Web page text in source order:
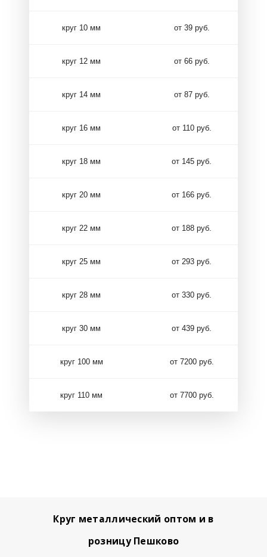
круг 10 мм от 39 руб.
круг 12 мм от 66 руб.
круг 14 мм от 87 руб.
круг 16 мм от 110 руб.
круг 18 мм от 145 руб.
круг 20 мм от 166 руб.
круг 22 мм от 188 руб.
круг 25 мм от 293 руб.
круг 28 мм от 330 руб.
круг 30 мм от 439 руб.
круг 100 мм от 7200 руб.
круг 110 мм от 7700 руб.
Круг металлический оптом и в
розницу Пешково